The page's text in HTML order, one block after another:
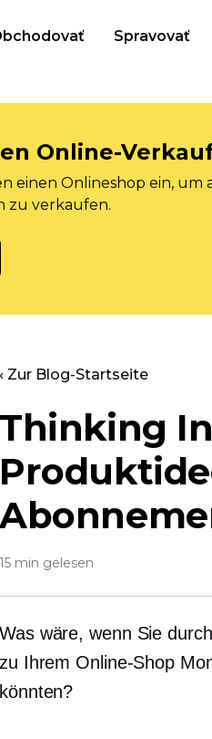
Spravovať
Online-
einen Onlineshop ein, um
zu verkaufen.
‹ Zur Blog-Startseite
Thinking
15 min gelesen
Was wäre, wenn Sie
zu Ihrem Online-Shop
könnten?